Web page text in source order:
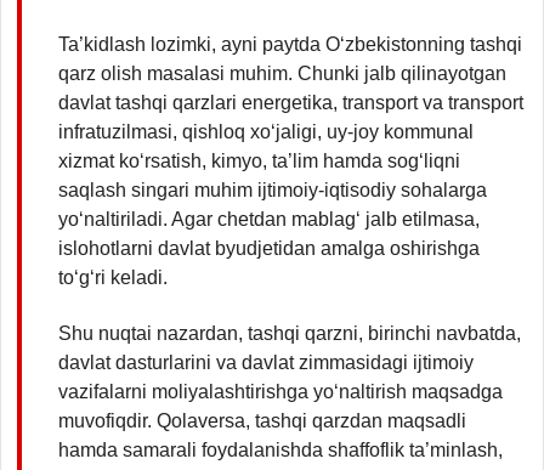
Ta’kidlash lozimki, ayni paytda O‘zbekistonning tashqi
qarz olish masalasi muhim. Chunki jalb qilinayotgan
davlat tashqi qarzlari energetika, transport va transport
infratuzilmasi, qishloq xo‘jaligi, uy-joy kommunal
xizmat ko‘rsatish, kimyo, ta’lim hamda sog‘liqni
saqlash singari muhim ijtimoiy-iqtisodiy sohalarga
yo‘naltiriladi. Agar chetdan mablag‘ jalb etilmasa,
islohotlarni davlat byudjetidan amalga oshirishga
to‘g‘ri keladi.
Shu nuqtai nazardan, tashqi qarzni, birinchi navbatda,
davlat dasturlarini va davlat zimmasidagi ijtimoiy
vazifalarni moliyalashtirishga yo‘naltirish maqsadga
muvofiqdir. Qolaversa, tashqi qarzdan maqsadli
hamda samarali foydalanishda shaffoflik ta’minlash,